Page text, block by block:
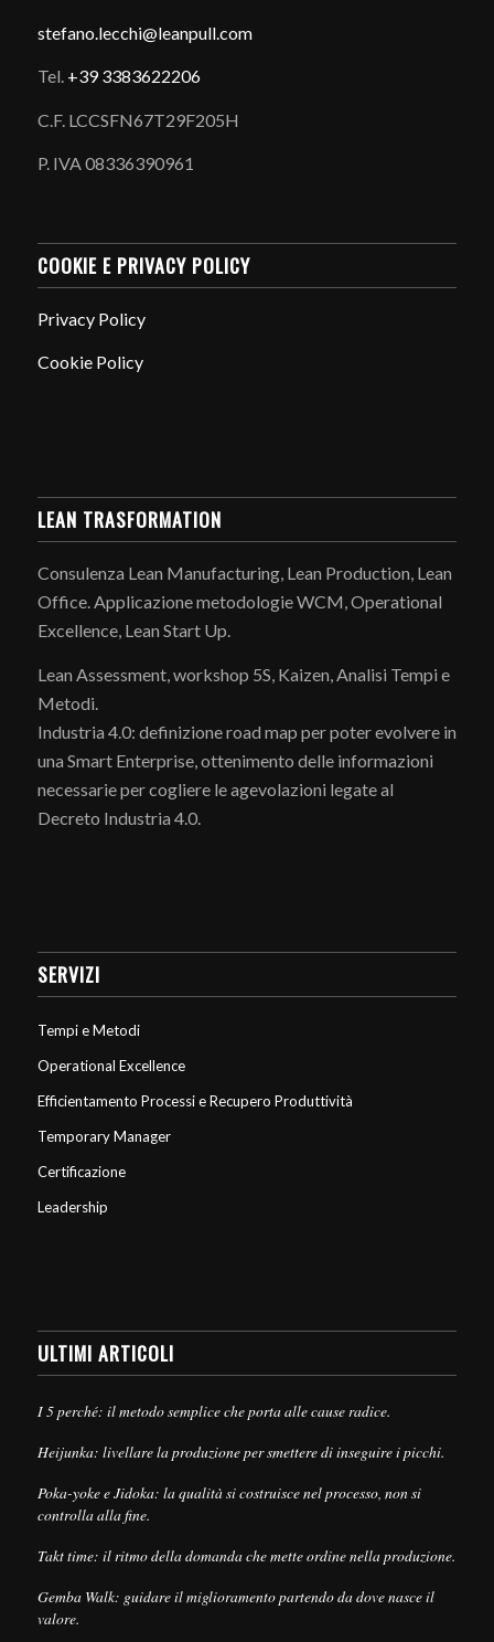
stefano. lecchi@leanpull.com
Tel. +39 3383622206
C.F. LCCSFN67T29F205H
P. IVA 08336390961
COOKIE E PRIVACY POLICY
Privacy Policy
Cookie Policy
LEAN TRASFORMATION
Consulenza Lean Manufacturing, Lean Production, Lean
Office. Applicazione metodologie WCM, Operational
Excellence, Lean Start Up.
Lean Assessment, workshop 5S, Kaizen, Analisi Tempi e
Metodi.
Industria 4.0: definizione road map per poter evolvere in
una Smart Enterprise, ottenimento delle informazioni
necessarie per cogliere le agevolazioni legate al
Decreto Industria 4.0.
SERVIZI
Tempi e Metodi
Operational Excellence
Efficientamento Processi e Recupero Produttività
Temporary Manager
Certificazione
Leadership
ULTIMI ARTICOLI
I 5 perché: il metodo semplice che porta alle cause radice.
Heijunka: livellare la produzione per smettere di inseguire i picchi.
Poka-yoke e Jidoka: la qualità si costruisce nel processo, non si
controlla alla fine.
Takt time: il ritmo della domanda che mette ordine nella produzione.
Gemba Walk: guidare il miglioramento partendo da dove nasce il
valore.